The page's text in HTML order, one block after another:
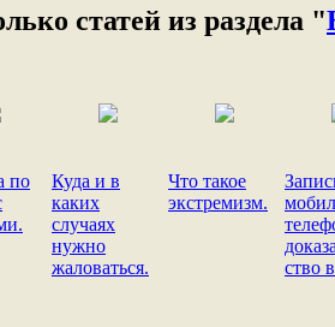
статей из раздела "
по
Куда и в
каких
случаях
нужно
жаловаться.
Что такое
экстремизм.
ство